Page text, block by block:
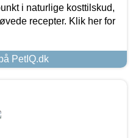
i naturlige kosttilskud,
recepter. Klik her for
PetIQ.dk